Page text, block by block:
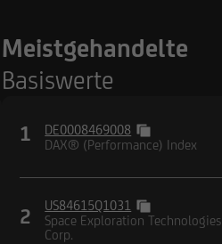
Meistgehandelte
Basiswerte
1
DE0008469008
DAX® (Performance) Index
2
US84615Q1031
Space Exploration Technologies
Corp.